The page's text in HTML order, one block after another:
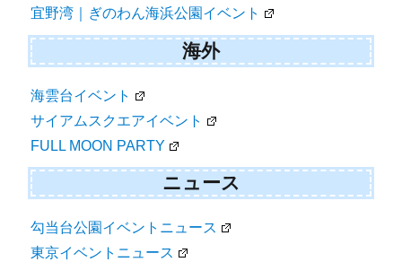
宜野湾｜ぎのわん海浜公園イベント
海外
海雲台イベント
サイアムスクエアイベント
FULL MOON PARTY
ニュース
勾当台公園イベントニュース
東京イベントニュース